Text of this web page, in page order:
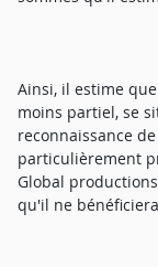
Ainsi, il estime
moins partiel, se
reconnaissance
particulièrement
Global
qu'il ne